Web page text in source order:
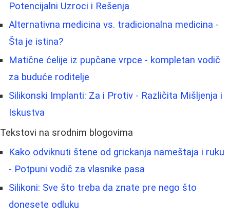
Potencijalni Uzroci i Rešenja
Alternativna medicina vs. tradicionalna medicina -
Šta je istina?
Matične ćelije iz pupčane vrpce - kompletan vodič
za buduće roditelje
Silikonski Implanti: Za i Protiv - Različita Mišljenja i
Iskustva
Tekstovi na srodnim blogovima
Kako odviknuti štene od grickanja nameštaja i ruku
- Potpuni vodič za vlasnike pasa
Silikoni: Sve što treba da znate pre nego što
donesete odluku